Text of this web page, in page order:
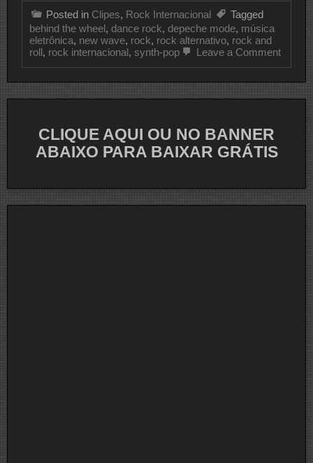
Posted in Clipes, Rock Internacional
Tagged
behind the wheel, dance rock, depeche mode, música
eletrônica, new wave, rock, rock alternativo, rock and
roll, rock internacional, synth-pop Leave a Commenton
CLIQUE AQUI OU NO BANNER
ABAIXO PARA BAIXAR GRÁTIS